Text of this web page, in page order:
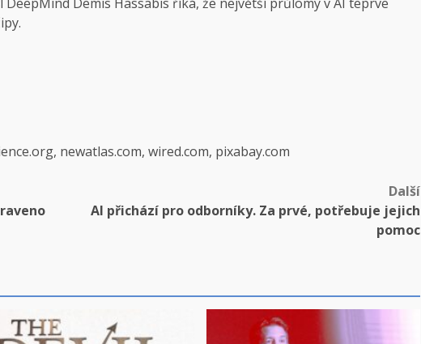
newatlas.com, wired.com, pixabay.com
Další
AI přichází pro odborníky. Za prvé, potřebuje jejich
pomoc